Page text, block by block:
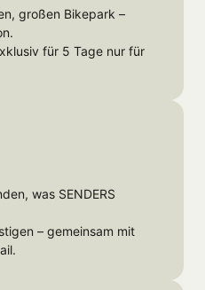
großen Bikepark –
für 5 Tage nur für
was SENDERS
– gemeinsam mit